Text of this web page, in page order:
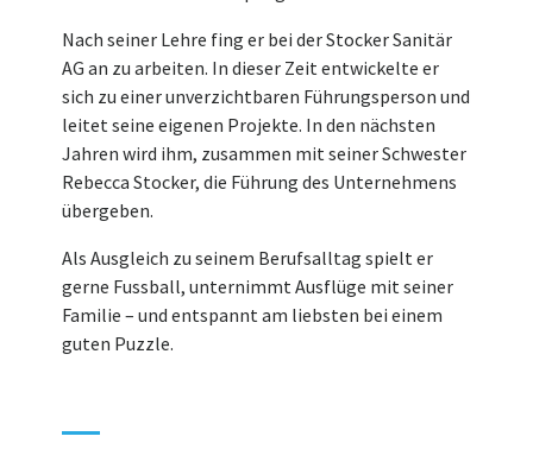
Nach seiner Lehre fing er bei der Stocker Sanitär
AG an zu arbeiten. In dieser Zeit entwickelte er
sich zu einer unverzichtbaren Führungsperson und
leitet seine eigenen Projekte. In den nächsten
Jahren wird ihm, zusammen mit seiner Schwester
Rebecca Stocker, die Führung des Unternehmens
übergeben.
Als Ausgleich zu seinem Berufsalltag spielt er
gerne Fussball, unternimmt Ausflüge mit seiner
Familie – und entspannt am liebsten bei einem
guten Puzzle.